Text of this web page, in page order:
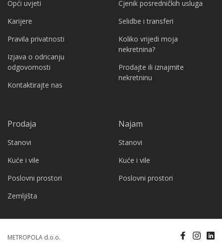
Opći uvjeti
Karijere
Pravila privatnosti
Izjava o odricanju
odgovornosti
Kontaktirajte nas
Cjenik posredničkih usluga
Selidbe i transferi
Koliko vrijedi moja
nekretnina?
Prodajte ili iznajmite
nekretninu
Prodaja
Stanovi
Kuće i vile
Poslovni prostori
Zemljišta
Najam
Stanovi
Kuće i vile
Poslovni prostori
METROPOLA d.o.o.